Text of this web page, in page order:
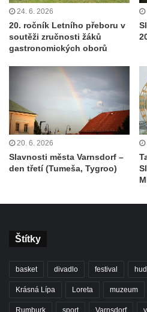
24. 6. 2026
20. ročník Letního přeboru v
soutěži zručnosti žáků
gastronomických oborů
20. 6. 2026
Slavnosti města Varnsdorf –
den třetí (Tumeša, Tygroo)
Štítky
basket divadlo festival
Krásná Lípa Loreta muzeum
Rumburk sport Varnsdorf